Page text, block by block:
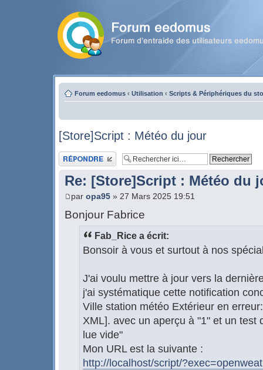
Forum eedomus ‹ Utilisation ‹ Scripts & Périphériques du
[Store]Script : Météo du jour
Publier une réponse
Re: [Store]Script : Météo du
par opa95 » 27 Mars 2025 19:51
Bonjour Fabrice
Fab_Rice a écrit:
Bonsoir à vous et surtout à nos
J'ai voulu mettre à jour vers la
j'ai systématique cette notification
Ville station météo Extérieur en
XML]. avec un aperçu à "1" et un test
lue vide"
Mon URL est la suivante :
http://localhost/script/